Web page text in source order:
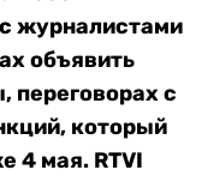
журналистами
объявить
переговорах с
который
4 мая. RTVI